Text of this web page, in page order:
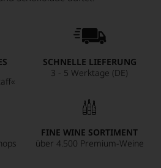
SCHNELLE LIEFERUNG
3 - 5 Werktage (DE)
FINE WINE SORTIMENT
über 4.500 Premium-Weine